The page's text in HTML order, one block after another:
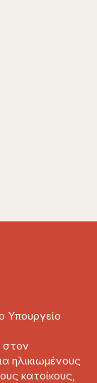
Υπουργείο
στον
ηλικιωμένους
κατοίκους,